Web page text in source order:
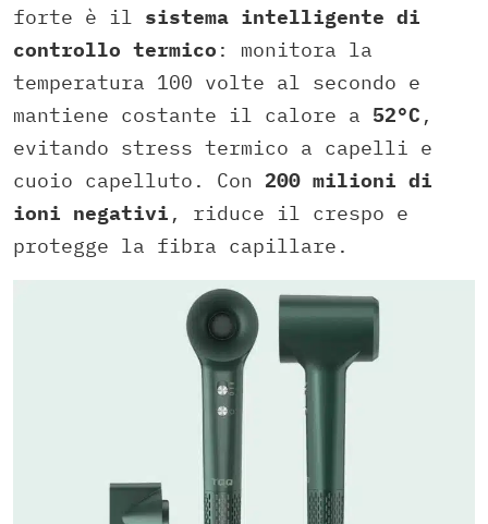
forte è il sistema intelligente di
controllo termico : monitora la
temperatura 100 volte al secondo e
mantiene costante il calore a 52°C ,
evitando stress termico a capelli e
cuoio capelluto. Con 200 milioni di
ioni negativi , riduce il crespo e
protegge la fibra capillare.